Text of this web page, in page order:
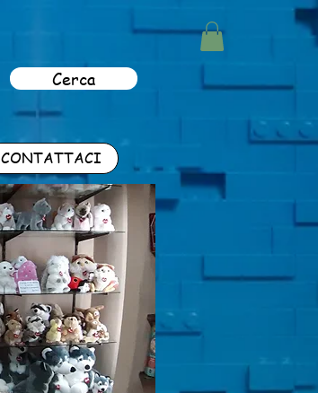
Cerca
CONTATTACI